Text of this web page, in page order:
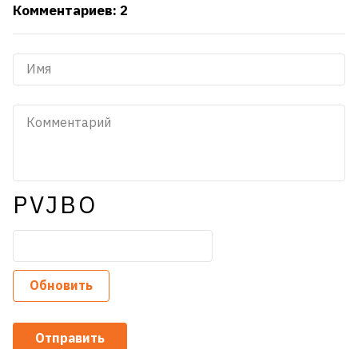
Комментариев: 2
PVJBO
Обновить
Отправить